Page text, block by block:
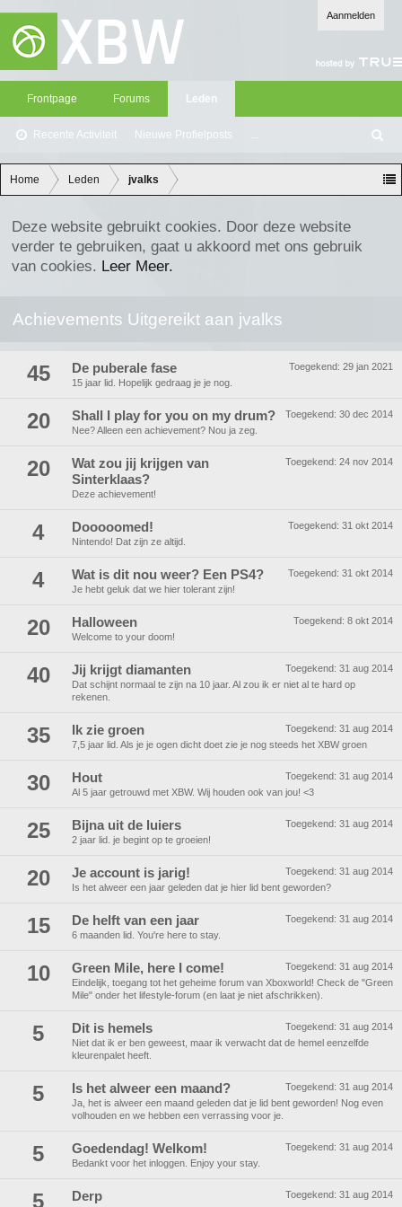
Aanmelden
Frontpage Forums Leden
Recente Activiteit Nieuwe Profielposts ...
oe
ke
n
Home Leden jvalks
Deze website gebruikt cookies. Door deze website
verder te gebruiken, gaat u akkoord met ons gebruik
van cookies. Leer Meer.
Achievements Uitgereikt aan jvalks
45 Toegekend: 29 jan 2021
De puberale fase
15 jaar lid. Hopelijk gedraag je je nog.
20 Toegekend: 30 dec 2014
Shall I play for you on my drum?
Nee? Alleen een achievement? Nou ja zeg.
20 Toegekend: 24 nov 2014
Wat zou jij krijgen van
Sinterklaas?
Deze achievement!
4 Toegekend: 31 okt 2014
Dooooomed!
Nintendo! Dat zijn ze altijd.
4 Toegekend: 31 okt 2014
Wat is dit nou weer? Een PS4?
Je hebt geluk dat we hier tolerant zijn!
20 Toegekend: 8 okt 2014
Halloween
Welcome to your doom!
40 Toegekend: 31 aug 2014
Jij krijgt diamanten
Dat schijnt normaal te zijn na 10 jaar. Al zou ik er niet al te hard op
rekenen.
35 Toegekend: 31 aug 2014
Ik zie groen
7,5 jaar lid. Als je je ogen dicht doet zie je nog steeds het XBW groen
30 Toegekend: 31 aug 2014
Hout
Al 5 jaar getrouwd met XBW. Wij houden ook van jou! <3
25 Toegekend: 31 aug 2014
Bijna uit de luiers
2 jaar lid. je begint op te groeien!
20 Toegekend: 31 aug 2014
Je account is jarig!
Is het alweer een jaar geleden dat je hier lid bent geworden?
15 Toegekend: 31 aug 2014
De helft van een jaar
6 maanden lid. You're here to stay.
10 Toegekend: 31 aug 2014
Green Mile, here I come!
Eindelijk, toegang tot het geheime forum van Xboxworld! Check de "Green
Mile" onder het lifestyle-forum (en laat je niet afschrikken).
5 Toegekend: 31 aug 2014
Dit is hemels
Niet dat ik er ben geweest, maar ik verwacht dat de hemel eenzelfde
kleurenpalet heeft.
5 Toegekend: 31 aug 2014
Is het alweer een maand?
Ja, het is alweer een maand geleden dat je lid bent geworden! Nog even
volhouden en we hebben een verrassing voor je.
5 Toegekend: 31 aug 2014
Goedendag! Welkom!
Bedankt voor het inloggen. Enjoy your stay.
5 Toegekend: 31 aug 2014
Derp